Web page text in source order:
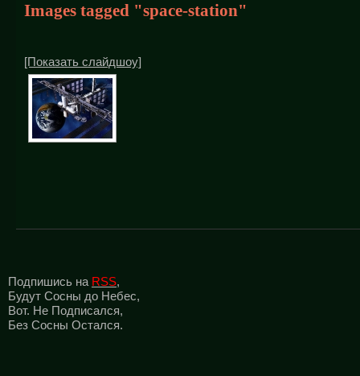
Images tagged "space-station"
[Показать слайдшоу]
Подпишись на RSS,
Будут Сосны до Небес,
Вот. Не Подписался,
Без Сосны Остался.